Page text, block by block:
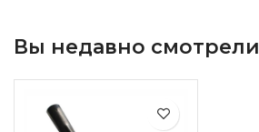
Вы недавно смотрели